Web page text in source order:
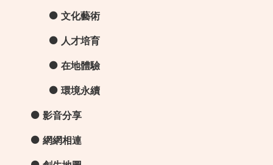
文化藝術
人才培育
在地體驗
環境永續
影音分享
網網相連